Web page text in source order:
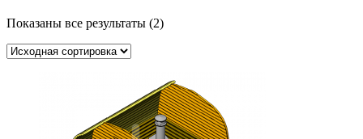
Показаны все результаты (2)